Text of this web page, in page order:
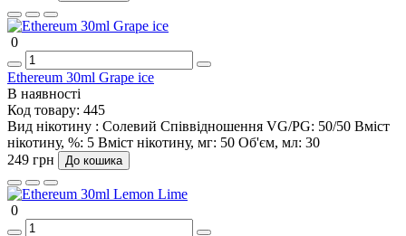
0
Ethereum 30ml Grape ice
В наявності
Код товару: 445
Вид нікотину : Солевий Співвідношення VG/PG: 50/50 Вміст
нікотину, %: 5 Вміст нікотину, мг: 50 Об'єм, мл: 30
249 грн
До кошика
0